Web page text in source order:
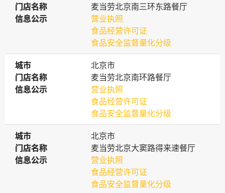
门店名称
门店名称
麦当劳北京南三环东路餐厅
信息公示
信息公示
营业执照
食品经营许可证
食品安全监督量化分级
城市
城市
北京市
门店名称
门店名称
麦当劳北京南环路餐厅
信息公示
信息公示
营业执照
食品经营许可证
食品安全监督量化分级
城市
城市
北京市
门店名称
门店名称
麦当劳北京大窦路得来速餐厅
信息公示
信息公示
营业执照
食品经营许可证
食品安全监督量化分级